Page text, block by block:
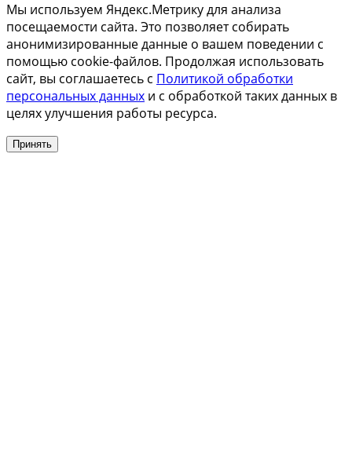
Мы используем Яндекс.Метрику для анализа
посещаемости сайта. Это позволяет собирать
анонимизированные данные о вашем поведении с
помощью cookie-файлов. Продолжая использовать
сайт, вы соглашаетесь с Политикой обработки
персональных данных и с обработкой таких данных в
целях улучшения работы ресурса.
Принять